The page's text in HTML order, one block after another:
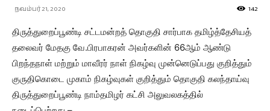
நவம்பர் 21, 2020 142
திருத்துறைப்பூண்டி சட்டமன்றத் தொகுதி சார்பாக தமிழ்த்தேசியத்
தலைவர் மேதகு வே.பிரபாகரன் அவர்களின் 66ஆம் ஆண்டு
பிறந்தநாள் மற்றும் மாவீரர் நாள் நிகழ்வு முன்னெடுப்பது குறித்தும்
குருதிகொடை முகாம் நிகழ்வுகள் குறித்தும் தொகுதி கலந்தாய்வு
திருத்துறைப்பூண்டி நாம்தமிழர் கட்சி அலுவலகத்தில்